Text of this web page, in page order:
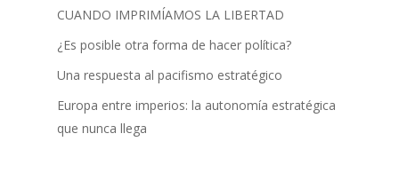
CUANDO IMPRIMÍAMOS LA LIBERTAD
¿Es posible otra forma de hacer política?
Una respuesta al pacifismo estratégico
Europa entre imperios: la autonomía estratégica
que nunca llega